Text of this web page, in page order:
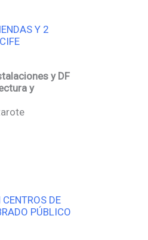
Y 2
y DF
y
DE
PÚBLICO